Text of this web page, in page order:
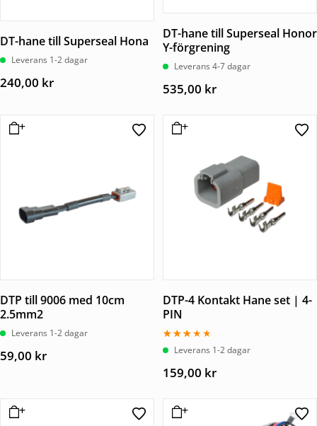
DT-hane till Superseal Hona
Leverans 1-2 dagar
240,00 kr
DT-hane till Superseal Honor
Y-förgrening
Leverans 4-7 dagar
535,00 kr
DTP till 9006 med 10cm
2.5mm2
Leverans 1-2 dagar
59,00 kr
DTP-4 Kontakt Hane set | 4-
PIN
Betygsatt
3.00Leverans 1-2 dagar
159,00 kr